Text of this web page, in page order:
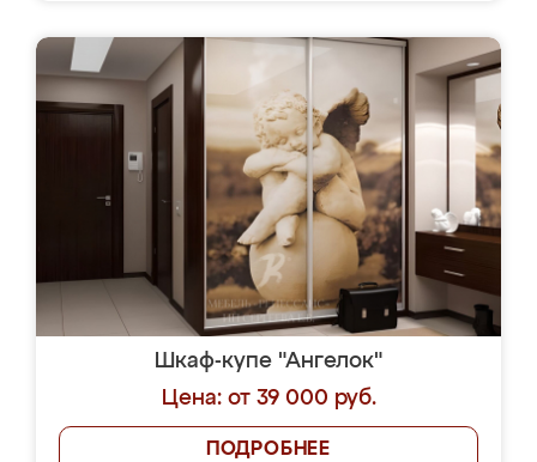
Шкаф-купе "Ангелок"
Цена: от 39 000 руб.
ПОДРОБНЕЕ